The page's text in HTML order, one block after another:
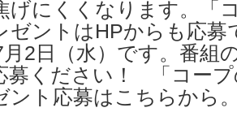
げにくくなります。「
ゼントはHPからも応募
2日（水）です。番組
募ください！ 「コー
ント応募はこちらから